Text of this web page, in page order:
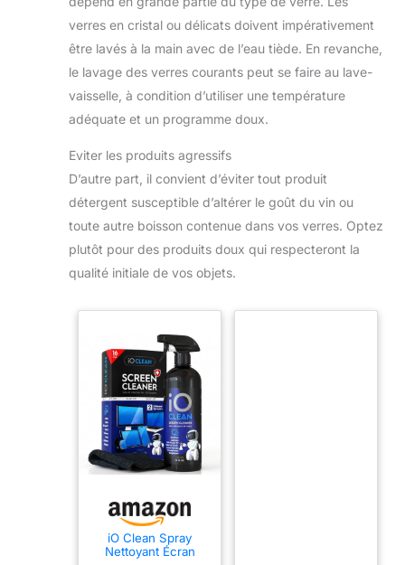
verres en cristal ou délicats doivent impérativement
être lavés à la main avec de l’eau tiède. En revanche,
le lavage des verres courants peut se faire au lave-
vaisselle, à condition d’utiliser une température
adéquate et un programme doux.
Eviter les produits agressifs
D’autre part, il convient d’éviter tout produit
détergent susceptible d’altérer le goût du vin ou
toute autre boisson contenue dans vos verres. Optez
plutôt pour des produits doux qui respecteront la
qualité initiale de vos objets.
iO Clean Spray
Nettoyant Écran